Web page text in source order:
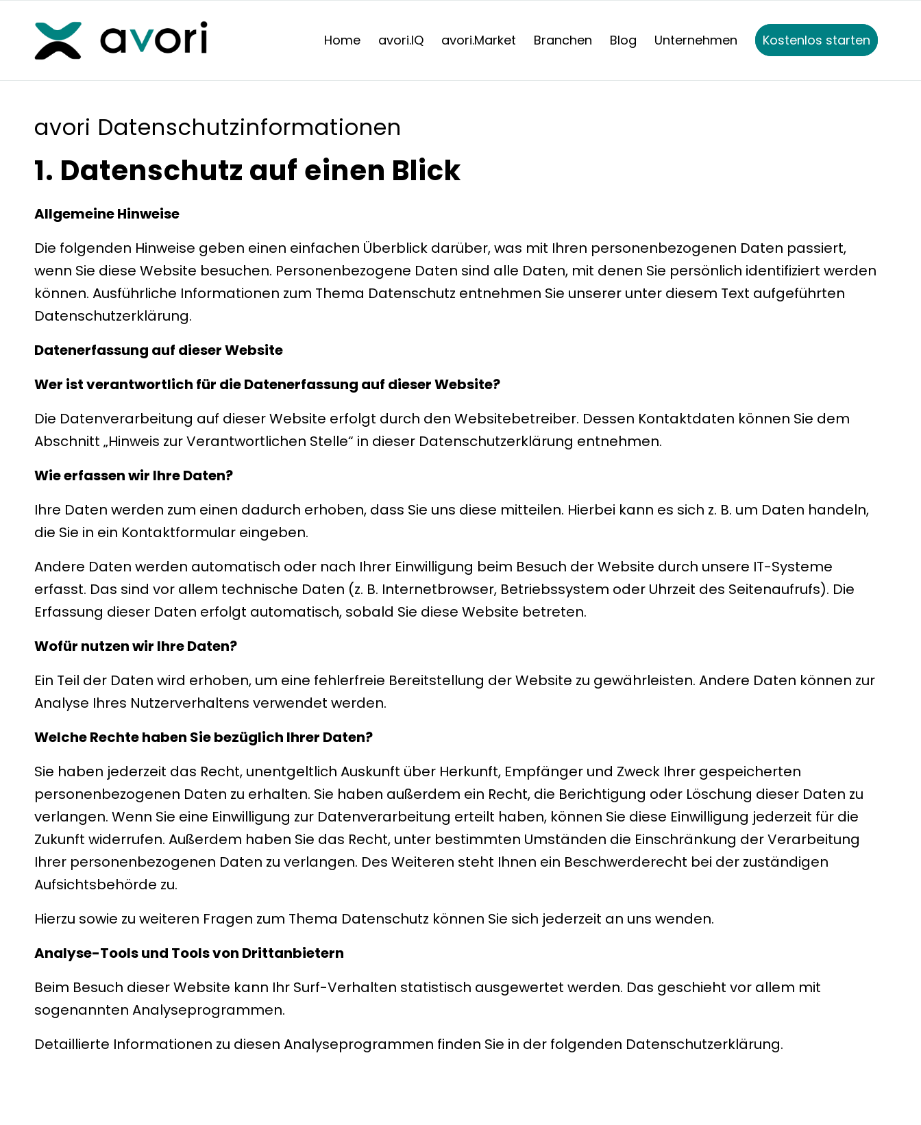
Home avori.IQ avori.Market Branchen Blog Unternehmen Kostenlos starten
avori Datenschutzinformationen
1. Datenschutz auf einen Blick
Allgemeine Hinweise
Die folgenden Hinweise geben einen einfachen Überblick darüber, was mit Ihren personenbezogenen Daten passiert,
wenn Sie diese Website besuchen. Personenbezogene Daten sind alle Daten, mit denen Sie persönlich identifiziert werden
können. Ausführliche Informationen zum Thema Datenschutz entnehmen Sie unserer unter diesem Text aufgeführten
Datenschutzerklärung.
Datenerfassung auf dieser Website
Wer ist verantwortlich für die Datenerfassung auf dieser Website?
Die Datenverarbeitung auf dieser Website erfolgt durch den Websitebetreiber. Dessen Kontaktdaten können Sie dem
Abschnitt „Hinweis zur Verantwortlichen Stelle“ in dieser Datenschutzerklärung entnehmen.
Wie erfassen wir Ihre Daten?
Ihre Daten werden zum einen dadurch erhoben, dass Sie uns diese mitteilen. Hierbei kann es sich z. B. um Daten handeln,
die Sie in ein Kontaktformular eingeben.
Andere Daten werden automatisch oder nach Ihrer Einwilligung beim Besuch der Website durch unsere IT-Systeme
erfasst. Das sind vor allem technische Daten (z. B. Internetbrowser, Betriebssystem oder Uhrzeit des Seitenaufrufs). Die
Erfassung dieser Daten erfolgt automatisch, sobald Sie diese Website betreten.
Wofür nutzen wir Ihre Daten?
Ein Teil der Daten wird erhoben, um eine fehlerfreie Bereitstellung der Website zu gewährleisten. Andere Daten können zur
Analyse Ihres Nutzerverhaltens verwendet werden.
Welche Rechte haben Sie bezüglich Ihrer Daten?
Sie haben jederzeit das Recht, unentgeltlich Auskunft über Herkunft, Empfänger und Zweck Ihrer gespeicherten
personenbezogenen Daten zu erhalten. Sie haben außerdem ein Recht, die Berichtigung oder Löschung dieser Daten zu
verlangen. Wenn Sie eine Einwilligung zur Datenverarbeitung erteilt haben, können Sie diese Einwilligung jederzeit für die
Zukunft widerrufen. Außerdem haben Sie das Recht, unter bestimmten Umständen die Einschränkung der Verarbeitung
Ihrer personenbezogenen Daten zu verlangen. Des Weiteren steht Ihnen ein Beschwerderecht bei der zuständigen
Aufsichtsbehörde zu.
Hierzu sowie zu weiteren Fragen zum Thema Datenschutz können Sie sich jederzeit an uns wenden.
Analyse-Tools und Tools von Drittanbietern
Beim Besuch dieser Website kann Ihr Surf-Verhalten statistisch ausgewertet werden. Das geschieht vor allem mit
sogenannten Analyseprogrammen.
Detaillierte Informationen zu diesen Analyseprogrammen finden Sie in der folgenden Datenschutzerklärung.